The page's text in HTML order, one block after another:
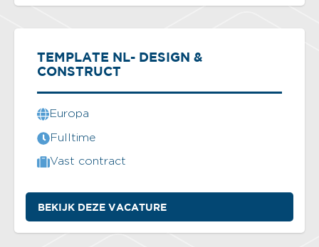
TEMPLATE NL- DESIGN &
CONSTRUCT
Europa
Fulltime
Vast contract
BEKIJK DEZE VACATURE